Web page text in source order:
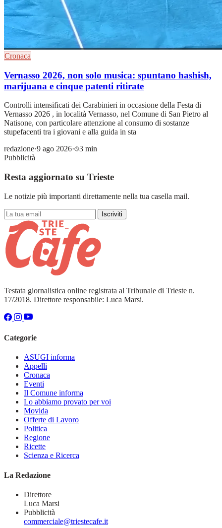
Cronaca
Vernasso 2026, non solo musica: spuntano hashish,
marijuana e cinque patenti ritirate
Controlli intensificati dei Carabinieri in occasione della Festa di
Vernasso 2026 , in località Vernasso, nel Comune di San Pietro al
Natisone, con particolare attenzione al consumo di sostanze
stupefacenti tra i giovani e alla guida in sta
redazione·9 ago 2026·
3 min
Pubblicità
Resta aggiornato su Trieste
Le notizie più importanti direttamente nella tua casella mail.
Iscriviti
Testata giornalistica online registrata al Tribunale di Trieste n.
17/2018. Direttore responsabile: Luca Marsi.
Categorie
ASUGI informa
Appelli
Cronaca
Eventi
Il Comune informa
Lo abbiamo provato per voi
Movida
Offerte di Lavoro
Politica
Regione
Ricette
Scienza e Ricerca
La Redazione
Direttore
Luca Marsi
Pubblicità
commerciale@triestecafe.it